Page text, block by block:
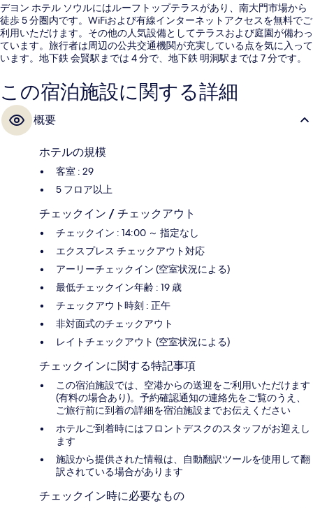
デヨン ホテル ソウルにはルーフトップテラスがあり、南大門市場から
徒歩 5 分圏内です。WiFiおよび有線インターネットアクセスを無料でご
利用いただけます。その他の人気設備としてテラスおよび庭園が備わっ
ています。旅行者は周辺の公共交通機関が充実している点を気に入って
います。地下鉄 会賢駅までは 4 分で、地下鉄 明洞駅までは 7 分です。
この宿泊施設に関する詳細
概要
ホテルの規模
客室 : 29
5 フロア以上
チェックイン / チェックアウト
チェックイン : 14:00 ～ 指定なし
エクスプレス チェックアウト対応
アーリーチェックイン (空室状況による)
最低チェックイン年齢 : 19 歳
チェックアウト時刻 : 正午
非対面式のチェックアウト
レイトチェックアウト (空室状況による)
チェックインに関する特記事項
この宿泊施設では、空港からの送迎をご利用いただけます
(有料の場合あり)。予約確認通知の連絡先をご覧のうえ、
ご旅行前に到着の詳細を宿泊施設までお伝えください
ホテルご到着時にはフロントデスクのスタッフがお迎えし
ます
施設から提供された情報は、自動翻訳ツールを使用して翻
訳されている場合があります
チェックイン時に必要なもの